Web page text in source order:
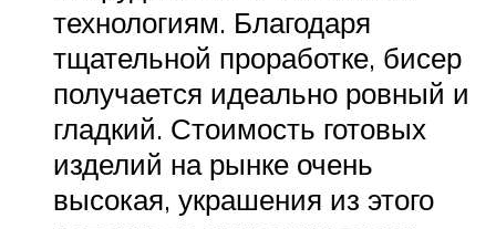
технологиям. Благодаря
тщательной проработке, бисер
получается идеально ровный и
гладкий. Стоимость готовых
изделий на рынке очень
высокая, украшения из этого